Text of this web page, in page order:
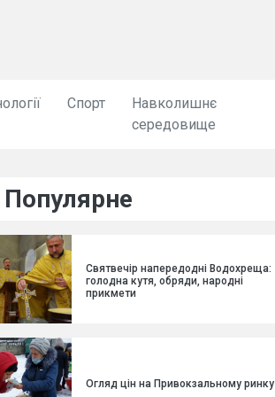
Спорт
Навколишнє
середовище
Популярне
Святвечір напередодні Водохреща:
голодна кутя, обряди, народні
прикмети
Огляд цін на Привокзальному ринку